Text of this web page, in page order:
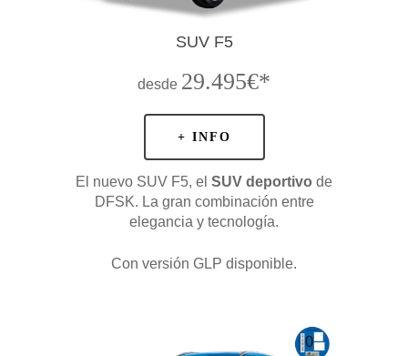
SUV F5
desde 29.495€*
+ INFO
El nuevo SUV F5, el SUV deportivo de
DFSK. La gran combinación entre
elegancia y tecnología.
Con versión GLP disponible.